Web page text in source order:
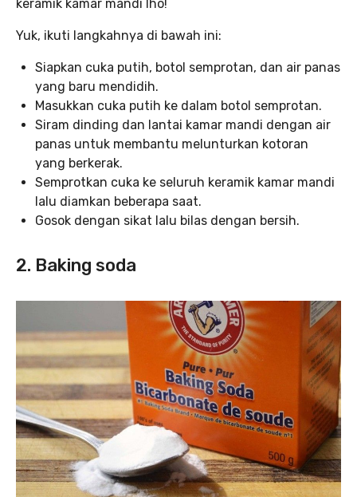
keramik kamar mandi lho!
Yuk, ikuti langkahnya di bawah ini:
Siapkan cuka putih, botol semprotan, dan air panas
yang baru mendidih.
Masukkan cuka putih ke dalam botol semprotan.
Siram dinding dan lantai kamar mandi dengan air
panas untuk membantu melunturkan kotoran
yang berkerak.
Semprotkan cuka ke seluruh keramik kamar mandi
lalu diamkan beberapa saat.
Gosok dengan sikat lalu bilas dengan bersih.
2. Baking soda